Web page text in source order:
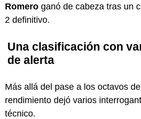
Romero ganó de cabeza tras un
2 definitivo.
Una clasificación con
de alerta
Más allá del pase a los octavos
rendimiento dejó varios
técnico.